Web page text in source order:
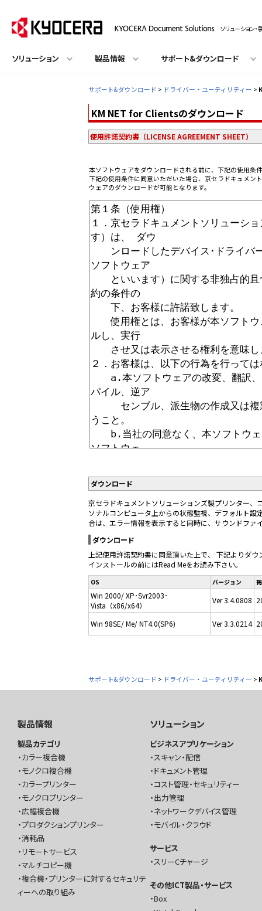
ソリューション
ソリューション 製品情報 サポート&ダウンロード
サポート&ダウンロード > ドライバー・ユーティリティー >
KM NET for Clientsのダウンロード
使用許諾契約書（LICENSE AGREEMENT SHEET）
本ソフトウェアをダウンロードされる前に、下記の使用条
下記の使用条件に同意いただいた場合、京セラドキュメン
ウェアのダウンロードが可能となります。
ダウンロード
京セラドキュメントソリューションズ製プリンター、
ソナルコンピュータ上からの状態監視、デフォルト
合は、エラー情報を表示すると同時に、サウンドファ
ダウンロード
上記使用許諾契約書に同意頂いた上で、 下記よりダウ
インストールの前にはRead Meをお読み下さい。
OS バージョン
Win 2000/ XP･Svr2003･
Vista（x86/x64）
Ver 3.4.0808
Win 98SE/ Me/ NT4.0(SP6) Ver 3.3.0214
サポート&ダウンロード > ドライバー・ユーティリティー >
製品情報
製品カテゴリ
カラー複合機
モノクロ複合機
カラープリンター
モノクロプリンター
広幅複合機
プロダクションプリンター
消耗品
リモートサービス
マルチコピー機
複合機・プリンターに対するセキュリテ
ィーへの取り組み
ソリューション
ビジネスアプリケーション
スキャン・配信
ドキュメント管理
コスト管理・セキュリティー
出力管理
ネットワークデバイス管理
モバイル・クラウド
サービス
スリーCチャージ
その他ICT製品・サービス
Box